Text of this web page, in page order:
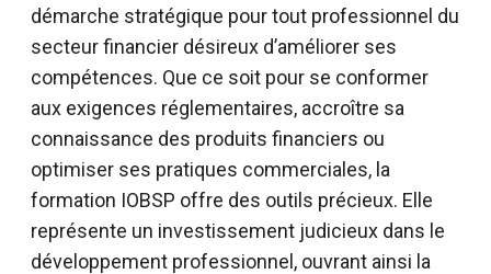
démarche stratégique pour tout professionnel du
secteur financier désireux d’améliorer ses
compétences. Que ce soit pour se conformer
aux exigences réglementaires, accroître sa
connaissance des produits financiers ou
optimiser ses pratiques commerciales, la
formation IOBSP offre des outils précieux. Elle
représente un investissement judicieux dans le
développement professionnel, ouvrant ainsi la